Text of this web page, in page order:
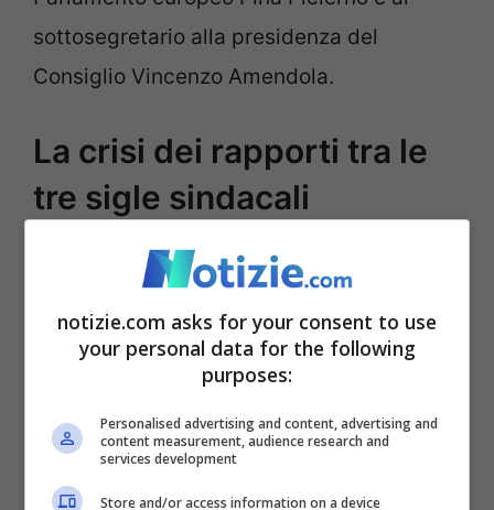
sottosegretario alla presidenza del
Consiglio Vincenzo Amendola.
La crisi dei rapporti tra le
tre sigle sindacali
Le voci che circolano sui quotidiani e nelle
sempre più accesi da parte dei due
segretari generali, che sta creando una
vera e propria spaccatura che si allarga da
mesi tra i sindacati,sempre più in
difficoltà nell’intercettare le richieste e i
notizie.com asks for your consent to use
your personal data for the following
purposes:
Personalised advertising and content, advertising and
content measurement, audience research and
services development
Store and/or access information on a device